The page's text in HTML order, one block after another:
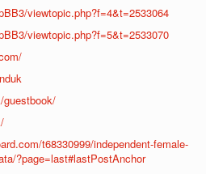
viewtopic.php?f=4&t=2533064
viewtopic.php?f=5&t=2533070
guestbook/
t68330999/independent-female-
?page=last#lastPostAnchor